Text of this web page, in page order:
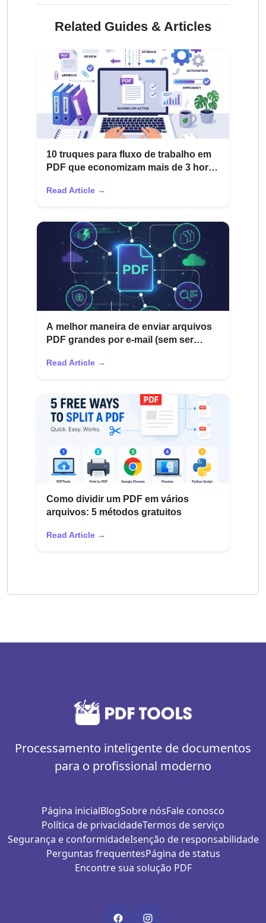
Related Guides & Articles
10 truques para fluxo de trabalho em
PDF que economizam mais de 3 horas
remotos
Read Article →
A melhor maneira de enviar arquivos
PDF grandes por e-mail (sem ser
Read Article →
Como dividir um PDF em vários
arquivos: 5 métodos gratuitos
Read Article →
Processamento inteligente de documentos
para o profissional moderno
Página inicialBlogSobre nósFale conosco
Política de privacidadeTermos de serviço
Segurança e conformidadeIsenção de responsabilidade
Perguntas frequentesPágina de status
Encontre sua solução PDF